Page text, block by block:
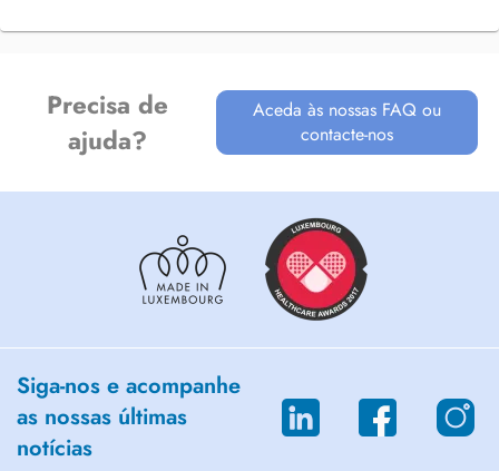
Precisa de
ajuda?
Aceda às nossas FAQ ou
contacte-nos
Siga-nos e acompanhe
as nossas últimas
notícias